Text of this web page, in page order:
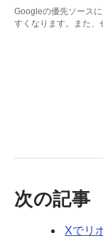
Googleの優先ソース
すくなります。また、
次の記事
Xでリ